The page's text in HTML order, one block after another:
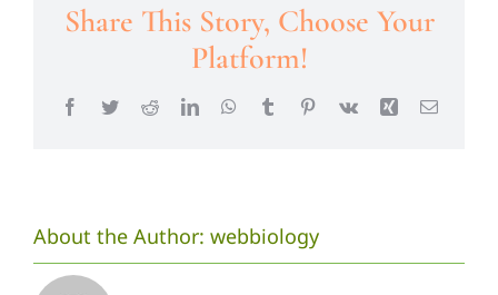
Share This Story, Choose Your
Platform!
Facebook
TwitterRedditLinkedInWhatsApp
TumblrPinterest
Vk Xing Email
About the Author: webbiology